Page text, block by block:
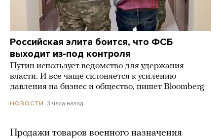
Российская элита боится, что ФСБ
выходит из-под контроля
Путин использует ведомство для удержания
власти. И все чаще склоняется к усилению
давления на бизнес и общество, пишет Bloomberg
НОВОСТИ 3 часа назад
Продажи товаров военного назначения